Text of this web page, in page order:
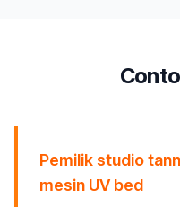
Pemilik studio
mesin UV bed